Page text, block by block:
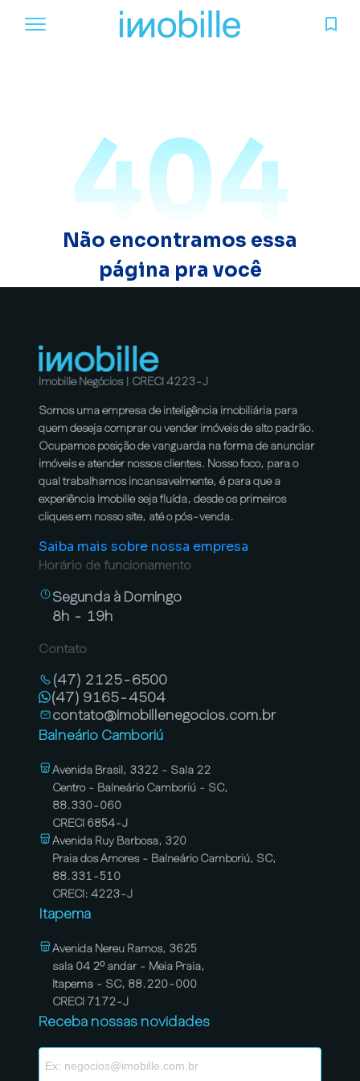
404
Não encontramos essa
página pra você
Imobille Negócios | CRECI 4223-J
Somos uma empresa de inteligência imobiliária para
quem deseja comprar ou vender imóveis de alto padrão.
Ocupamos posição de vanguarda na forma de anunciar
imóveis e atender nossos clientes. Nosso foco, para o
qual trabalhamos incansavelmente, é para que a
experiência Imobille seja fluída, desde os primeiros
cliques em nosso site, até o pós-venda.
Saiba mais sobre nossa empresa
Horário de funcionamento
Segunda à Domingo
8h - 19h
Contato
(47) 2125-6500
(47) 9165-4504
contato@imobillenegocios.com.br
Balneário Camboriú
Avenida Brasil, 3322 - Sala 22
Centro - Balneário Camboriú - SC,
88.330-060
CRECI 6854-J
Avenida Ruy Barbosa, 320
Praia dos Amores - Balneário Camboriú, SC,
88.331-510
CRECI: 4223-J
Itapema
Avenida Nereu Ramos, 3625
sala 04 2º andar - Meia Praia,
Itapema - SC, 88.220-000
CRECI 7172-J
Receba nossas novidades